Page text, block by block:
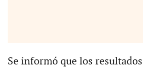
Se informó que los